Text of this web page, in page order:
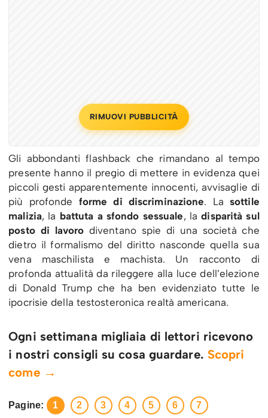
RIMUOVI PUBBLICITÀ
Gli abbondanti flashback che rimandano al tempo
presente hanno il pregio di mettere in evidenza quei
piccoli gesti apparentemente innocenti, avvisaglie di
più profonde forme di discriminazione. Lasottile
malizia, la battuta a sfondo sessuale, ladisparità sul
posto di lavoro diventano spie di una società che
dietro il formalismo del diritto nasconde quella sua
vena maschilista e machista. Un racconto di
profonda attualità da rileggere alla luce dell’elezione
di Donald Trump che ha ben evidenziato tutte le
ipocrisie della testosteronica realtà americana.
Ogni settimana migliaia di lettori ricevono
i nostri consigli su cosa guardare. Scopri
come →
Pagine: 1 2 3 4 5 6 7